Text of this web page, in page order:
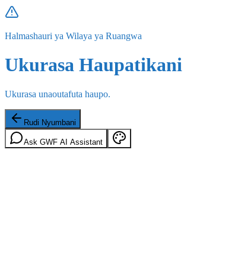
Halmashauri ya Wilaya ya Ruangwa
Ukurasa Haupatikani
Ukurasa unaoutafuta haupo.
Rudi Nyumbani
Ask GWF AI Assistant